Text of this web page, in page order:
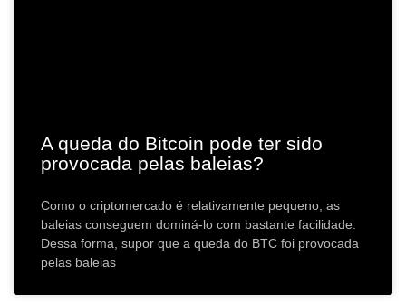
A queda do Bitcoin pode ter sido
provocada pelas baleias?
Como o criptomercado é relativamente pequeno, as
baleias conseguem dominá-lo com bastante facilidade.
Dessa forma, supor que a queda do BTC foi provocada
pelas baleias